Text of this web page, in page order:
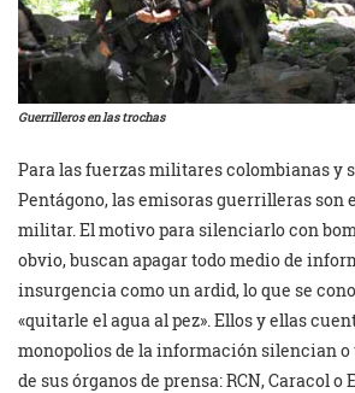
Guerrilleros en las trochas
Para las fuerzas militares colombianas y
Pentágono, las emisoras guerrilleras son
militar. El motivo para silenciarlo con
obvio, buscan apagar todo medio de
insurgencia como un ardid, lo que se
«quitarle el agua al pez». Ellos y ellas
monopolios de la información silencian
de sus órganos de prensa: RCN, Caracol o